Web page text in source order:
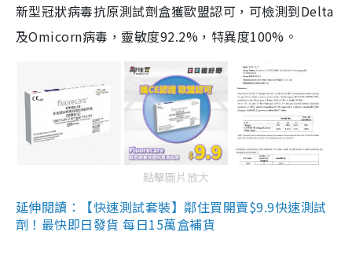
新型冠狀病毒抗原測試劑盒獲歐盟認可，可檢測到Delta
及Omicorn病毒，靈敏度92.2%，特異度100%。
點擊圖片放大
延伸閱讀：【快速測試套裝】鄰住買開賣$9.9快速測試
劑！最快即日發貨 每日15萬盒補貨